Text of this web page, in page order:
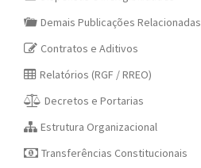
Demais Publicações Relacionadas
Contratos e Aditivos
Relatórios (RGF / RREO)
Decretos e Portarias
Estrutura Organizacional
Transferências Constitucionais